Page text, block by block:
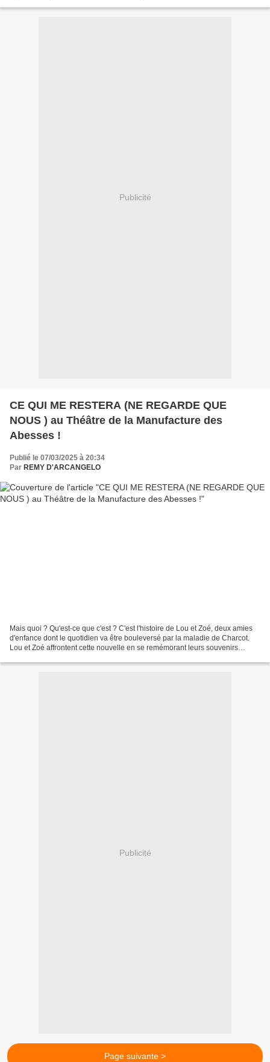
Publicité
CE QUI ME RESTERA (NE REGARDE QUE
NOUS ) au Théâtre de la Manufacture des
Abesses !
Publié le 07/03/2025 à 20:34
Par REMY D'ARCANGELO
Mais quoi ? Qu'est-ce que c'est ? C'est l'histoire de Lou et Zoé, deux amies
d'enfance dont le quotidien va être bouleversé par la maladie de Charcot.
Lou et Zoé affrontent cette nouvelle en se remémorant leurs souvenirs
Publicité
Page suivante >